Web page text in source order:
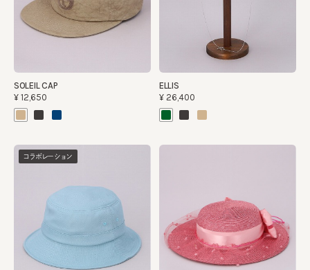
SOLEIL CAP
¥12,650
ELLIS
¥26,400
コラボレーション